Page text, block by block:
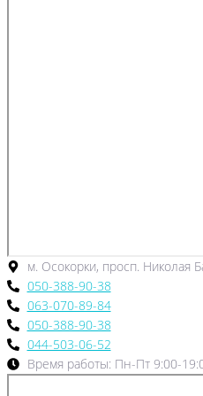
м. Осокорки, просп. Николая
050-388-90-38
063-070-89-84
050-388-90-38
044-503-06-52
Время работы: Пн-Пт 9:00-